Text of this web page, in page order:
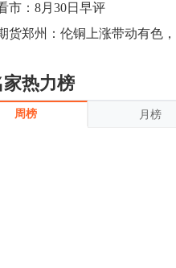
市：8月30日早评
家热力榜
周榜 月榜